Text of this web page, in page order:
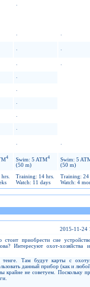
·
·
·
· ·
· ·
·
·
·
·
·
· ·
4 Swim: 5 ATM4
(50 m)
Swim: 5
(50 m)
Training: 14 hrs.
Watch: 11 days
Training: 24
Watch: 4
2015-11-24
стоит приобрести сие
Интересуют охот-хозяйства
Там будут карты с
данный прибор (как и
крайне не советуем. Поскольку